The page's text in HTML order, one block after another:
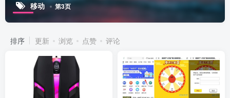
移动 第3页
排序 更新 浏览 点赞 评论